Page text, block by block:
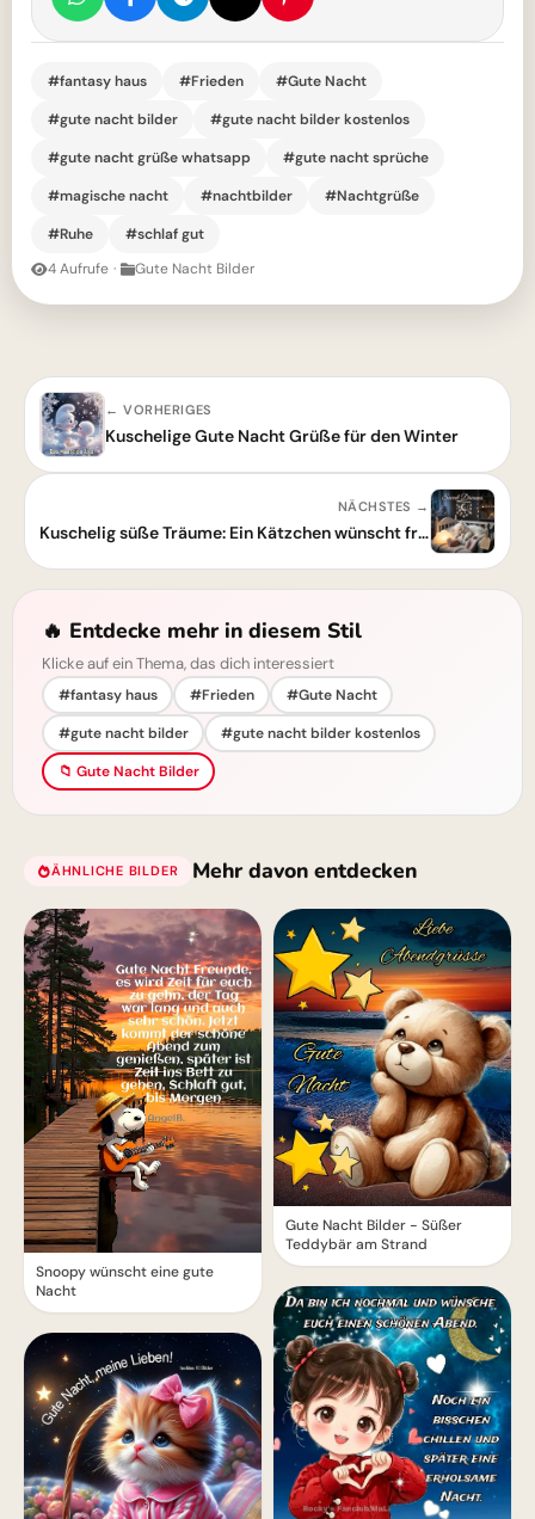
#fantasy haus #Frieden
#Gute Nacht
#gute nacht bilder
#gute nacht bilder kostenlos
#gute nacht grüße whatsapp
#gute nacht sprüche
#magische nacht
#nachtbilder
#Nachtgrüße
#Ruhe
#schlaf gut
4 Aufrufe · Gute Nacht Bilder
← VORHERIGES
Kuschelige Gute Nacht Grüße für den Winter
NÄCHSTES →
Kuschelig süße Träume: Ein Kätzchen wünscht friedliche Gute Nacht
🔥 Entdecke mehr in diesem Stil
Klicke auf ein Thema, das dich interessiert
#fantasy haus #Frieden
#Gute Nacht
#gute nacht bilder
#gute nacht bilder kostenlos
📁 Gute Nacht Bilder
ÄHNLICHE BILDER Mehr davon entdecken
Snoopy wünscht eine gute
Nacht
Gute Nacht Bilder - Süßer
Teddybär am Strand